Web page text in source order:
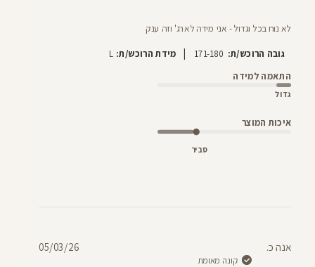
לא נוח בכל וגדול - אני מידה לארג' וזה ענק
גובה הרוכש/ת: 171-180
| מידת הרוכש/ת: L
התאמה למידה
גדול
איכות המוצר
סביר
אנה כ.
קונה מאומת
תאריך05/03/26